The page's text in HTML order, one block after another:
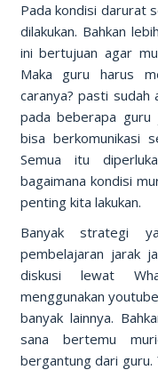
Pada kondisi darurat
dilakukan. Bahkan
ini bertujuan agar
Maka guru harus
caranya? pasti sudah
pada beberapa guru
bisa berkomunikasi
Semua itu
bagaimana kondisi
penting kita lakukan.
Banyak strategi
pembelajaran jarak
diskusi lewat
menggunakan
banyak lainnya.
sana bertemu
bergantung dari guru.